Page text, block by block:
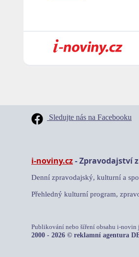
Sledujte nás na Facebooku
i-noviny.cz- Zpravodajství
Denní zpravodajský, kulturní a
Přehledný kulturní program,
Publikování nebo šíření obsahu i-novin
2000 - 2026 © reklamní agentura